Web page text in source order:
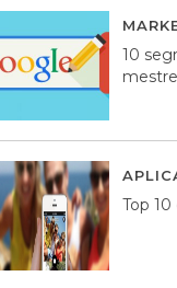
10
Top